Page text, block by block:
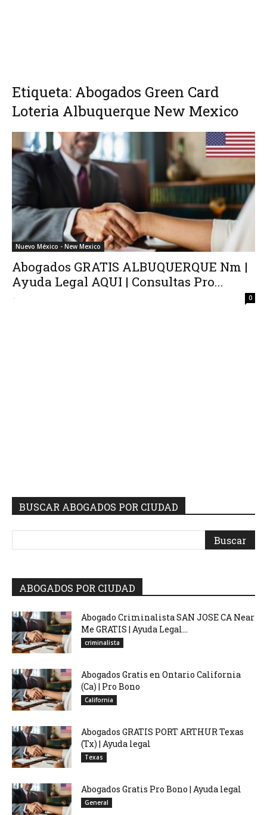
Etiqueta: Abogados Green Card
Loteria Albuquerque New Mexico
Nuevo México - New Mexico
Abogados GRATIS ALBUQUERQUE Nm |
Ayuda Legal AQUI | Consultas Pro...
- 0
BUSCAR ABOGADOS POR CIUDAD
ABOGADOS POR CIUDAD
Abogado Criminalista SAN JOSE CA Near
Me GRATIS | Ayuda Legal...
criminalista
Abogados Gratis en Ontario California
(Ca) | Pro Bono
California
Abogados GRATIS PORT ARTHUR Texas
(Tx) | Ayuda legal
Texas
Abogados Gratis Pro Bono | Ayuda legal
General